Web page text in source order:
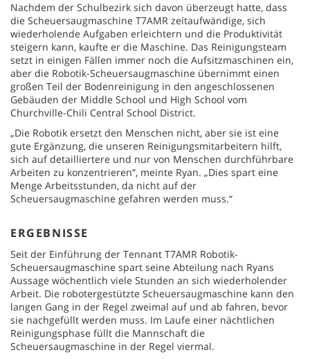
Nachdem der Schulbezirk sich davon überzeugt hatte, dass
die Scheuersaugmaschine T7AMR zeitaufwändige, sich
wiederholende Aufgaben erleichtern und die Produktivität
steigern kann, kaufte er die Maschine. Das Reinigungsteam
setzt in einigen Fällen immer noch die Aufsitzmaschinen ein,
aber die Robotik-Scheuersaugmaschine übernimmt einen
großen Teil der Bodenreinigung in den angeschlossenen
Gebäuden der Middle School und High School vom
Churchville-Chili Central School District.
„Die Robotik ersetzt den Menschen nicht, aber sie ist eine
gute Ergänzung, die unseren Reinigungsmitarbeitern hilft,
sich auf detailliertere und nur von Menschen durchführbare
Arbeiten zu konzentrieren“, meinte Ryan. „Dies spart eine
Menge Arbeitsstunden, da nicht auf der
Scheuersaugmaschine gefahren werden muss.“
ERGEBNISSE
Seit der Einführung der Tennant T7AMR Robotik-
Scheuersaugmaschine spart seine Abteilung nach Ryans
Aussage wöchentlich viele Stunden an sich wiederholender
Arbeit. Die robotergestützte Scheuersaugmaschine kann den
langen Gang in der Regel zweimal auf und ab fahren, bevor
sie nachgefüllt werden muss. Im Laufe einer nächtlichen
Reinigungsphase füllt die Mannschaft die
Scheuersaugmaschine in der Regel viermal.